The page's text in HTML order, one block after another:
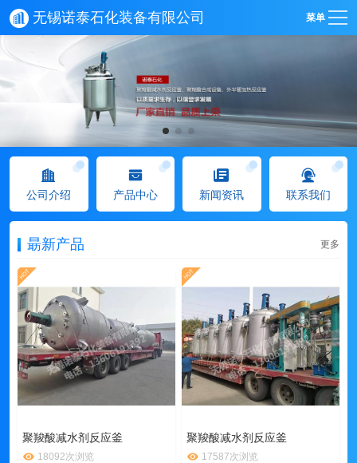
无锡诺泰石化装备有限公司 菜单
公司介绍 产品中心 新闻资讯 联系我们
朂新产品 更多
聚羧酸减水剂反应釜
18092次浏览
聚羧酸减水剂反应釜
17587次浏览